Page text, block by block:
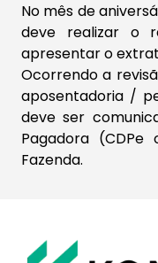
​No mês de
deve realizar o
apresentar o
Ocorrendo a
aposentadoria /
deve ser
Pagadora (CDPe
Fazenda.​